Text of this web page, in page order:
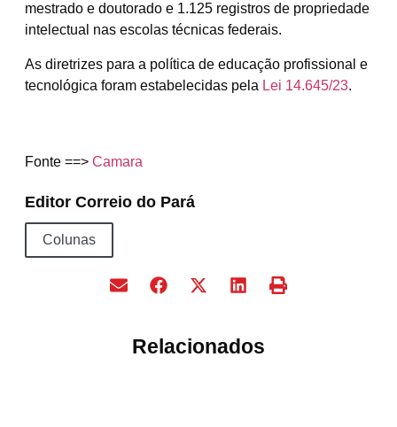
mestrado e doutorado e 1.125 registros de propriedade
intelectual nas escolas técnicas federais.
As diretrizes para a política de educação profissional e
tecnológica foram estabelecidas pela Lei 14.645/23.
Fonte ==> Camara
Editor Correio do Pará
Colunas
Relacionados